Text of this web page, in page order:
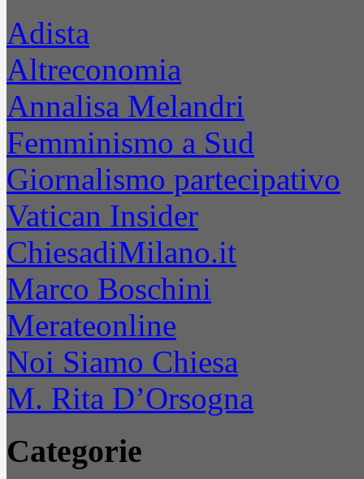
Adista
Altreconomia
Annalisa Melandri
Femminismo a Sud
Giornalismo partecipativo
Vatican Insider
ChiesadiMilano.it
Marco Boschini
Merateonline
Noi Siamo Chiesa
M. Rita D’Orsogna
Categorie